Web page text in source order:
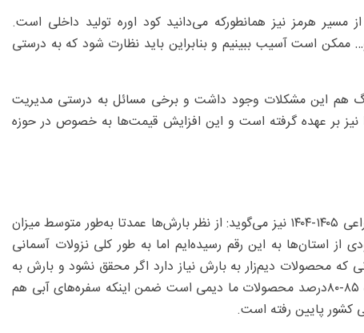
هرمز نیز همانطورکه می‌دانید کود اوره تولید داخلی است.
ممکن است آسیب ببینیم و بنابراین باید نظارت شود که به درستی
هم این مشکلات وجود داشت و برخی مسائل به درستی مدیریت
بر عهده گرفته است و این افزایش قیمت‌ها به خصوص در حوزه
پیشه‌ور درخصوص چشم‌انداز بخش کشاورزی در سال زراعی ۱۴۰۵-۱۴۰۴ نیز می‌گوید: از نظر بارش‌ها عمدتا به‌طور متوسط میزان
معدودی از استان‌ها به این رقم رسیده‌ایم اما به طور کلی نزولات آسمانی
محصولات دیم‌زار به بارش نیاز دارد اگر محقق نشود و بارش به
موقع نباشد تولیدات آسیب جدی می‌بیند به ویژه اینکه ۸۵-۸۰‌درصد محصولات ما دیمی است ضمن اینکه سفره‌های آبی هم
کشور پایین رفته است.